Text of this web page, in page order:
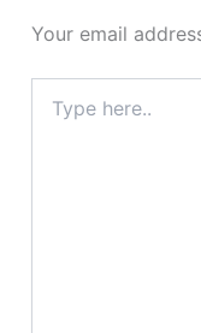
Your email
here..